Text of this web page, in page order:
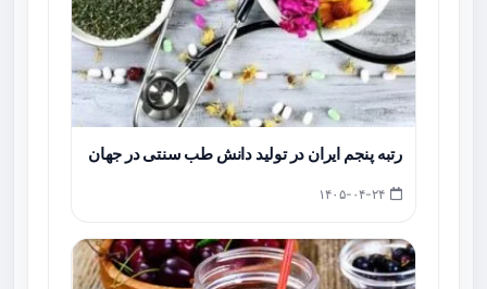
رتبه پنجم ایران در تولید دانش طب سنتی در جهان